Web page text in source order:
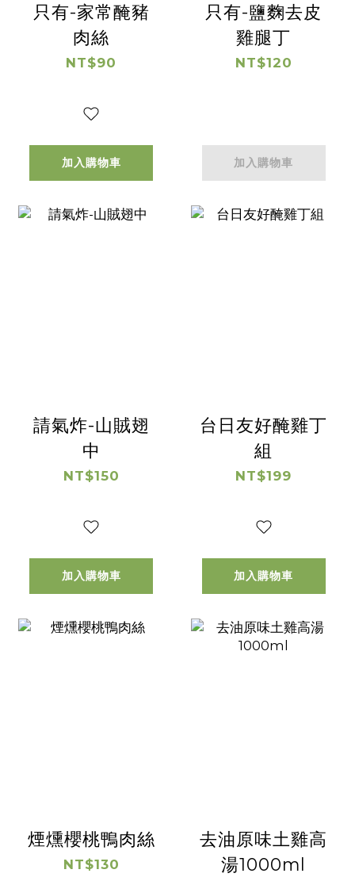
只有-家常醃豬
肉絲
NT$90
加入購物車
只有-鹽麴去皮
雞腿丁
NT$120
加入購物車
請氣炸-山賊翅
中
NT$150
加入購物車
台日友好醃雞丁
組
NT$199
加入購物車
煙燻櫻桃鴨肉絲
NT$130
去油原味土雞高
湯1000ml